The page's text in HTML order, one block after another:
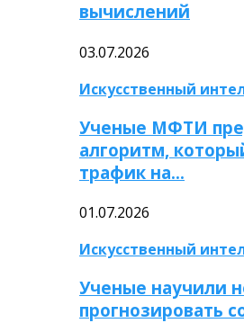
вычислений
03.07.2026
Искусственный
Ученые МФТИ
алгоритм,
трафик на…
01.07.2026
Искусственный
Ученые научили
прогнозировать